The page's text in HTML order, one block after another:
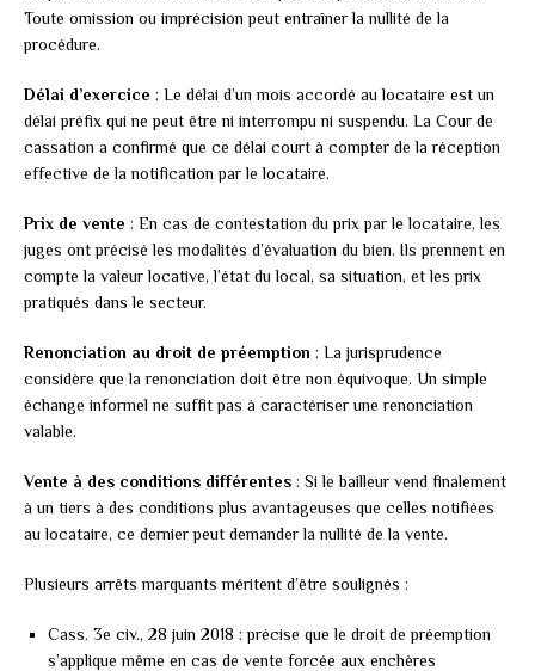
Toute omission ou imprécision peut entraîner la nullité de la
procédure.
Délai d’exercice : Le délai d’un mois accordé au locataire est un
délai préfix qui ne peut être ni interrompu ni suspendu. La Cour de
cassation a confirmé que ce délai court à compter de la réception
effective de la notification par le locataire.
Prix de vente : En cas de contestation du prix par le locataire, les
juges ont précisé les modalités d’évaluation du bien. Ils prennent en
compte la valeur locative, l’état du local, sa situation, et les prix
pratiqués dans le secteur.
Renonciation au droit de préemption : La jurisprudence
considère que la renonciation doit être non équivoque. Un simple
échange informel ne suffit pas à caractériser une renonciation
valable.
Vente à des conditions différentes : Si le bailleur vend finalement
à un tiers à des conditions plus avantageuses que celles notifiées
au locataire, ce dernier peut demander la nullité de la vente.
Plusieurs arrêts marquants méritent d’être soulignés :
Cass. 3e civ., 28 juin 2018 : précise que le droit de préemption
s’applique même en cas de vente forcée aux enchères